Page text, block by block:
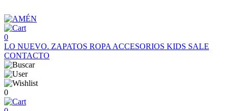
0
LO NUEVO. ZAPATOS ROPA ACCESORIOS KIDS SALE
CONTACTO
0